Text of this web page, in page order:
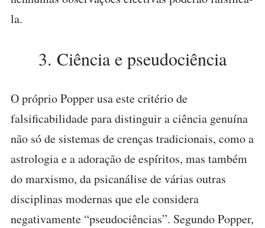
la.
3. Ciência e pseudociência
O próprio Popper usa este critério de
falsificabilidade para distinguir a ciência genuína
não só de sistemas de crenças tradicionais, como a
astrologia e a adoração de espíritos, mas também
do marxismo, da psicanálise de várias outras
disciplinas modernas que ele considera
negativamente “pseudociências”. Segundo Popper,